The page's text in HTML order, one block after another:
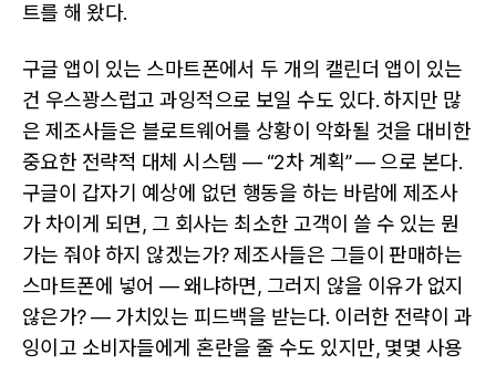
트를 해 왔다.
구글 앱이 있는 스마트폰에서 두 개의 캘린더 앱이 있는
건 우스꽝스럽고 과잉적으로 보일 수도 있다. 하지만 많
은 제조사들은 블로트웨어를 상황이 악화될 것을 대비한
중요한 전략적 대체 시스템 — “2차 계획” — 으로 본다.
구글이 갑자기 예상에 없던 행동을 하는 바람에 제조사
가 차이게 되면, 그 회사는 최소한 고객이 쓸 수 있는 뭔
가는 줘야 하지 않겠는가? 제조사들은 그들이 판매하는
스마트폰에 넣어 — 왜냐하면, 그러지 않을 이유가 없지
않은가? — 가치있는 피드백을 받는다. 이러한 전략이 과
잉이고 소비자들에게 혼란을 줄 수도 있지만, 몇몇 사용